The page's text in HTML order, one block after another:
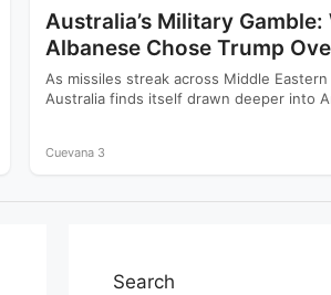
Australia’s Military Gamble:
Albanese Chose Trump
As missiles streak across Middle Eastern
Australia finds itself drawn deeper into
Cuevana 3
Search